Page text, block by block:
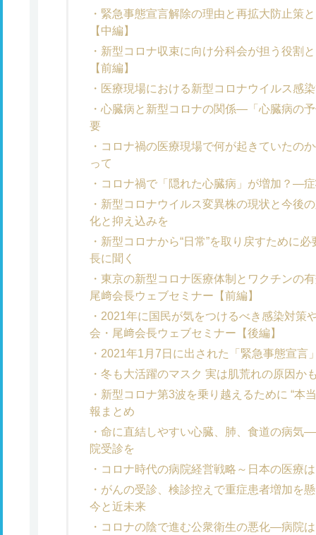
緊急事態宣言解除の理由と再拡大防止策
【中編】
新型コロナ収束に向け分科会が担う役割
【前編】
医療現場における新型コロナウイルス感
心臓病と新型コロナの関係―「心臓病の
要
コロナ禍の医療現場で何が起きていたの
って
コロナ禍で「隠れた心臓病」が増加？―
新型コロナウイルス変異株の現状と今後
化と抑え込みを
新型コロナから“日常”を取り戻すために
長に聞く
東京の新型コロナ医療体制とワクチンの
尾﨑会長ウェブセミナー【前編】
2021年に国民が気をつけるべき感染対策
会・尾﨑会長ウェブセミナー【後編】
2021年1月7日に出された「緊急事態宣言
冬も大活躍のマスク 実は肌荒れの原因か
新型コロナ第3波を乗り越えるために “本
報まとめ
命に直結しやすい心臓、肺、食道の病気
院受診を
コロナ時代の病院経営戦略～日本の医療
がんの受診、検診控えで重症患者増加を
今と近未来
コロナの陰で進む公衆衛生の悪化―病院